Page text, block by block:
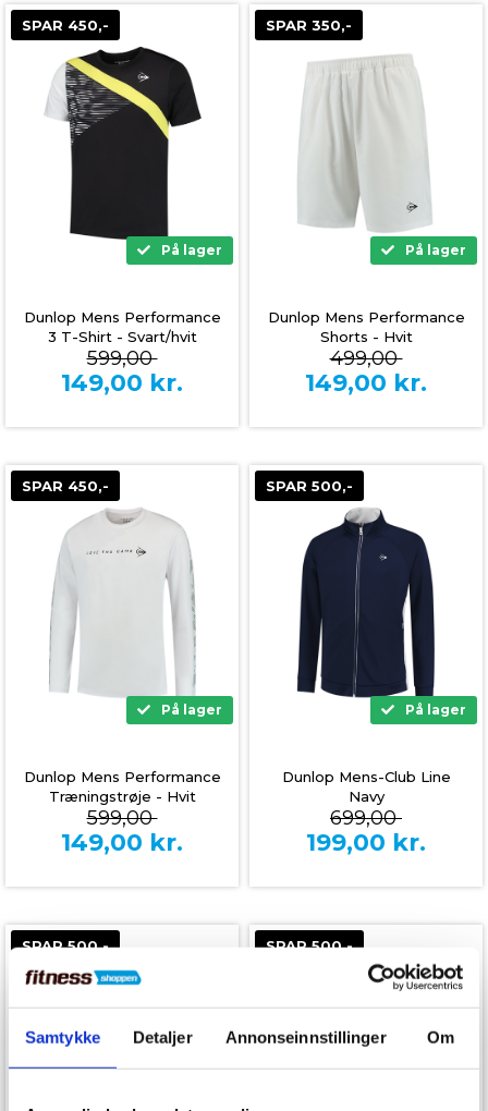
Samtykke Detaljer Annonseinnstillinger Om
SPAR 450,-
På lager
Dunlop Mens Performance
3 T-Shirt - Svart/hvit
599,00
149,00 kr.
SPAR 350,-
På lager
Dunlop Mens Performance
Shorts - Hvit
499,00
149,00 kr.
SPAR 450,-
På lager
Dunlop Mens Performance
Træningstrøje - Hvit
599,00
149,00 kr.
SPAR 500,-
På lager
Dunlop Mens-Club Line
Navy
699,00
199,00 kr.
SPAR 500,- SPAR 500,-